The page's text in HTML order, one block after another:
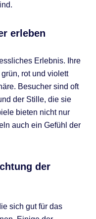
erleben
Erlebnis. Ihre
rot und violett
Besucher sind oft
der Stille, die sie
bieten nicht nur
auch ein Gefühl der
der
sich gut für das